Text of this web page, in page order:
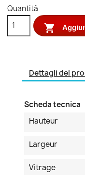
Quantità

Dettagli del
Scheda tecnica
Hauteur
Largeur
Vitrage